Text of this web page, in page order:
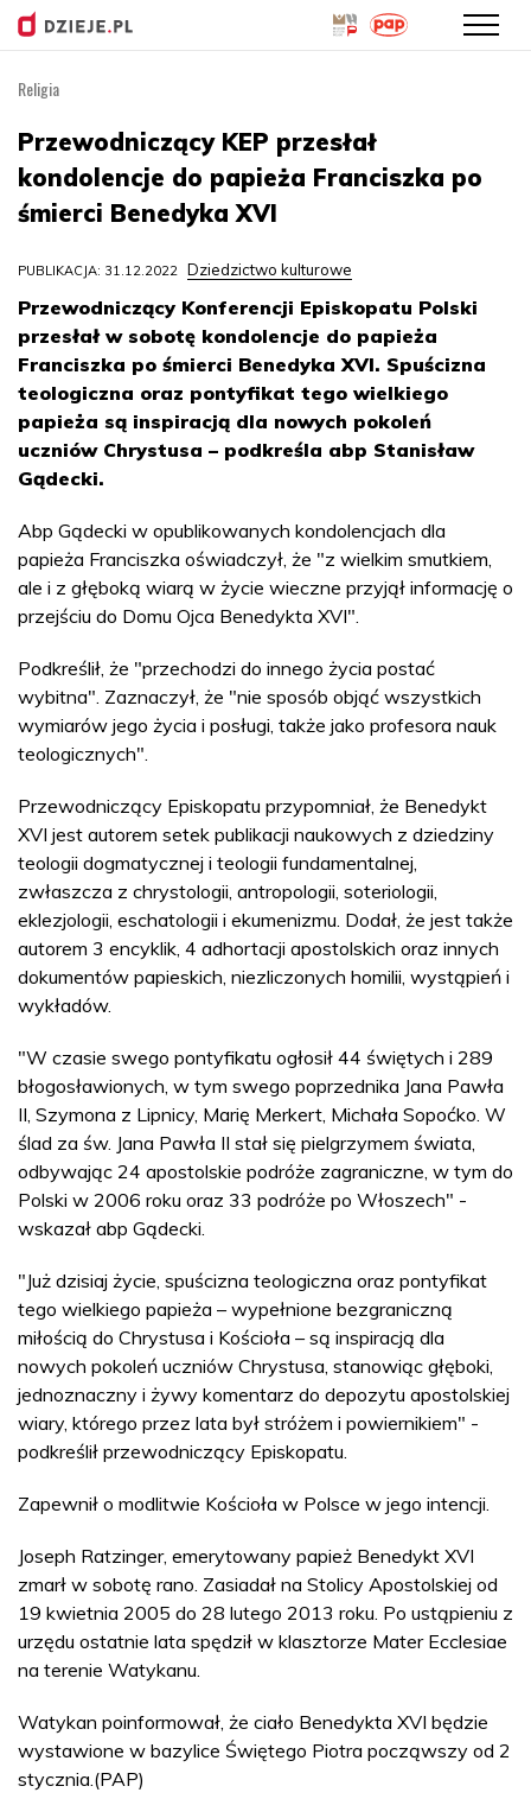
treści
Religia
Przewodniczący KEP przesłał
kondolencje do papieża Franciszka po
śmierci Benedyka XVI
PUBLIKACJA: 31.12.2022 Dziedzictwo kulturowe
Przewodniczący Konferencji Episkopatu Polski
przesłał w sobotę kondolencje do papieża
Franciszka po śmierci Benedyka XVI. Spuścizna
teologiczna oraz pontyfikat tego wielkiego
papieża są inspiracją dla nowych pokoleń
uczniów Chrystusa – podkreśla abp Stanisław
Gądecki.
Abp Gądecki w opublikowanych kondolencjach dla
papieża Franciszka oświadczył, że "z wielkim smutkiem,
ale i z głęboką wiarą w życie wieczne przyjął informację o
przejściu do Domu Ojca Benedykta XVI".
Podkreślił, że "przechodzi do innego życia postać
wybitna". Zaznaczył, że "nie sposób objąć wszystkich
wymiarów jego życia i posługi, także jako profesora nauk
teologicznych".
Przewodniczący Episkopatu przypomniał, że Benedykt
XVI jest autorem setek publikacji naukowych z dziedziny
teologii dogmatycznej i teologii fundamentalnej,
zwłaszcza z chrystologii, antropologii, soteriologii,
eklezjologii, eschatologii i ekumenizmu. Dodał, że jest także
autorem 3 encyklik, 4 adhortacji apostolskich oraz innych
dokumentów papieskich, niezliczonych homilii, wystąpień i
wykładów.
"W czasie swego pontyfikatu ogłosił 44 świętych i 289
błogosławionych, w tym swego poprzednika Jana Pawła
II, Szymona z Lipnicy, Marię Merkert, Michała Sopoćko. W
ślad za św. Jana Pawła II stał się pielgrzymem świata,
odbywając 24 apostolskie podróże zagraniczne, w tym do
Polski w 2006 roku oraz 33 podróże po Włoszech" -
wskazał abp Gądecki.
"Już dzisiaj życie, spuścizna teologiczna oraz pontyfikat
tego wielkiego papieża – wypełnione bezgraniczną
miłością do Chrystusa i Kościoła – są inspiracją dla
nowych pokoleń uczniów Chrystusa, stanowiąc głęboki,
jednoznaczny i żywy komentarz do depozytu apostolskiej
wiary, którego przez lata był stróżem i powiernikiem" -
podkreślił przewodniczący Episkopatu.
Zapewnił o modlitwie Kościoła w Polsce w jego intencji.
Joseph Ratzinger, emerytowany papież Benedykt XVI
zmarł w sobotę rano. Zasiadał na Stolicy Apostolskiej od
19 kwietnia 2005 do 28 lutego 2013 roku. Po ustąpieniu z
urzędu ostatnie lata spędził w klasztorze Mater Ecclesiae
na terenie Watykanu.
Watykan poinformował, że ciało Benedykta XVI będzie
wystawione w bazylice Świętego Piotra począwszy od 2
stycznia.(PAP)